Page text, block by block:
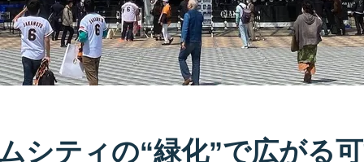
シティの“緑化”で広がる